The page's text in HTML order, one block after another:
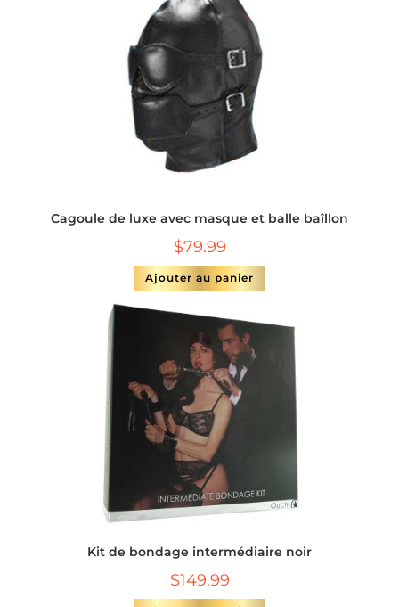
Cagoule de luxe avec masque et balle baîllon
$79.99
Ajouter au panier
Kit de bondage intermédiaire noir
$149.99